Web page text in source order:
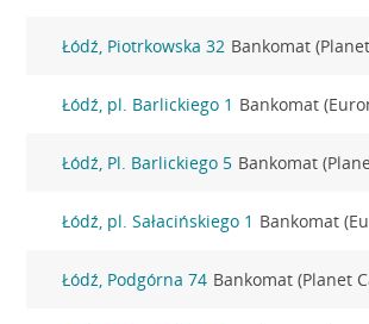
Łódź, Piotrkowska 32 Bankomat
Łódź, pl. Barlickiego 1 Bankomat
Łódź, Pl. Barlickiego 5 Bankomat
Łódź, pl. Sałacińskiego 1 Bankomat
Łódź, Podgórna 74 Bankomat (Planet